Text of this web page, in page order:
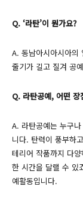
Q. ‘라탄’이 뭔가요?
A. 동남아시아시아의
줄기가 길고 질겨 공
Q. 라탄공예, 어떤 장
A. 라탄공예는 누구
니다. 탄력이 풍부하
테리어 작품까지 다
한 시간을 달랠 수 있
예활동입니다.